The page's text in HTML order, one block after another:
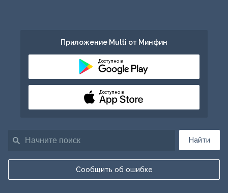
Найти
Сообщить об ошибке
Приложение Multi от Минфин
Доступно в
Доступно в